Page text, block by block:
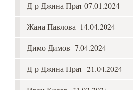
Д-р Джина Прат 07.01.2024
Жана Павлова- 14.04.2024
Димо Димов- 7.04.2024
Д-р Джина Прат- 21.04.2024